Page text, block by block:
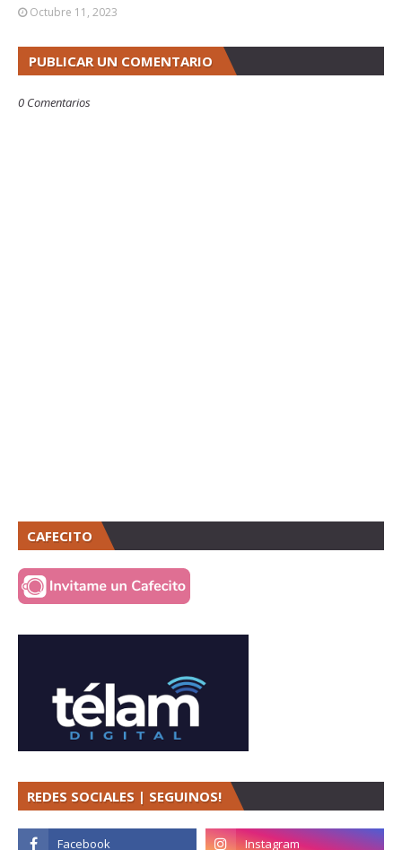
Octubre 11, 2023
PUBLICAR UN COMENTARIO
0 Comentarios
CAFECITO
REDES SOCIALES | SEGUINOS!